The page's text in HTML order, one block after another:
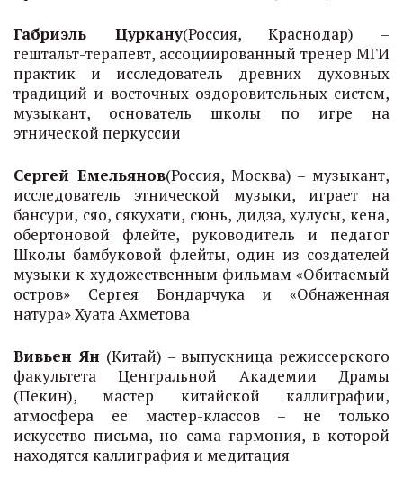
Габриэль Цуркану(Россия, Краснодар) –
гештальт-терапевт, ассоциированный тренер МГИ
практик и исследователь древних духовных
традиций и восточных оздоровительных систем,
музыкант, основатель школы по игре на
этнической перкуссии
Сергей Емельянов(Россия, Москва) – музыкант,
исследователь этнической музыки, играет на
бансури, сяо, сякухати, сюнь, дидза, хулусы, кена,
обертоновой флейте, руководитель и педагог
Школы бамбуковой флейты, один из создателей
музыки к художественным фильмам «Обитаемый
остров» Сергея Бондарчука и «Обнаженная
натура» Хуата Ахметова
Вивьен Ян (Китай) – выпускница режиссерского
факультета Центральной Академии Драмы
(Пекин), мастер китайской каллиграфии,
атмосфера ее мастер-классов – не только
искусство письма, но сама гармония, в которой
находятся каллиграфия и медитация